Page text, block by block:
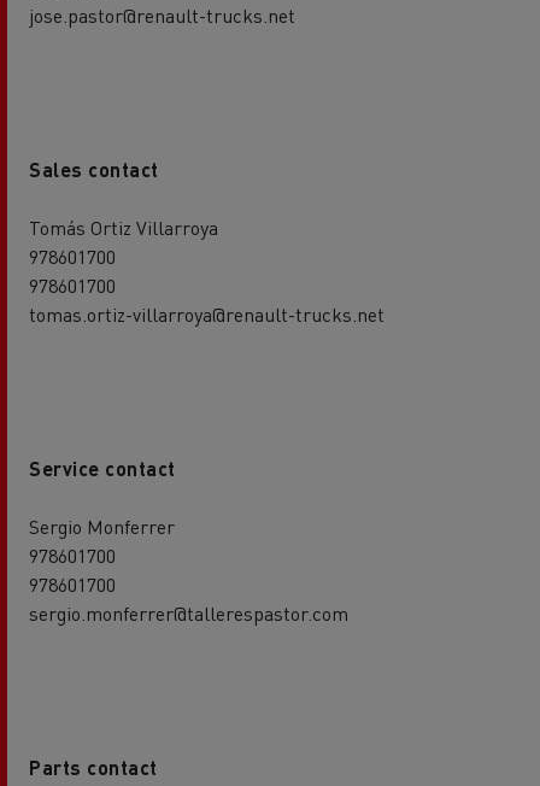
jose.pastor@renault-trucks.net
Sales contact
Tomás Ortiz Villarroya
978601700
978601700
tomas.ortiz-villarroya@renault-trucks.net
Service contact
Sergio Monferrer
978601700
978601700
sergio.monferrer@tallerespastor.com
Parts contact